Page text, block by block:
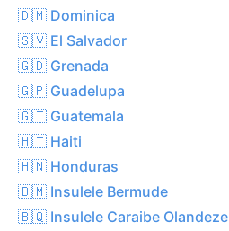
🇩🇲 Dominica
🇸🇻 El Salvador
🇬🇩 Grenada
🇬🇵 Guadelupa
🇬🇹 Guatemala
🇭🇹 Haiti
🇭🇳 Honduras
🇧🇲 Insulele Bermude
🇧🇶 Insulele Caraibe Olandeze